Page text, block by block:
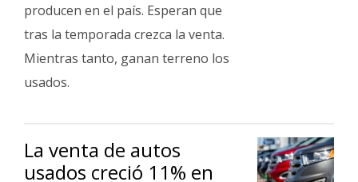
producen en el país. Esperan que
tras la temporada crezca la venta.
Mientras tanto, ganan terreno los
usados.
La venta de autos
usados creció 11% en